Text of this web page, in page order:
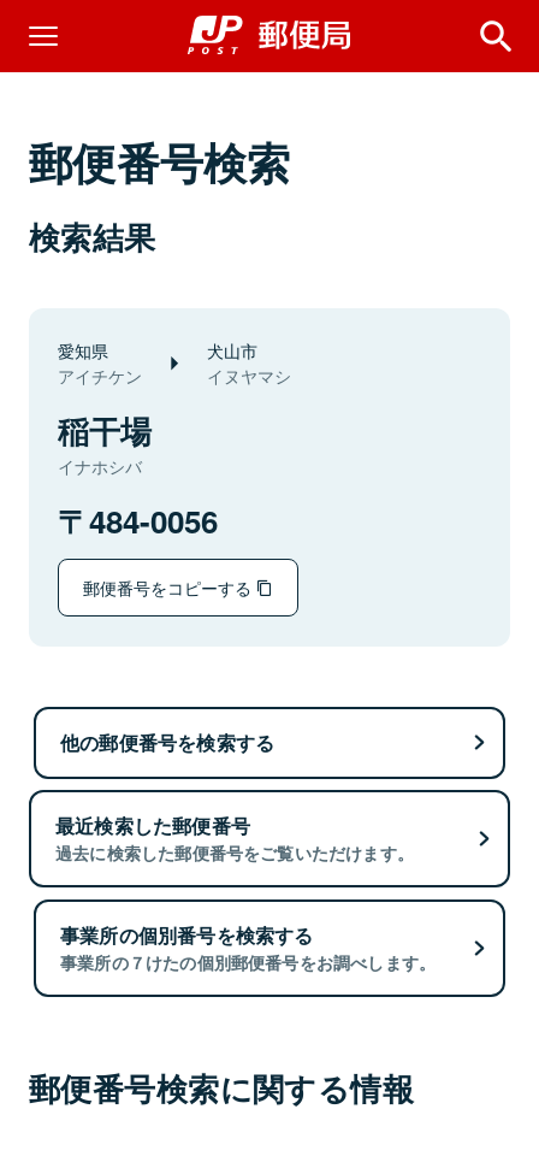
郵便番号検索
検索結果
愛知県
アイチケン
犬山市
イヌヤマシ
稲干場
イナホシバ
484-0056
郵便番号をコピーする
他の郵便番号を検索する
最近検索した郵便番号
過去に検索した郵便番号をご覧いただけます。
事業所の個別番号を検索する
事業所の７けたの個別郵便番号をお調べします。
郵便番号検索に関する情報